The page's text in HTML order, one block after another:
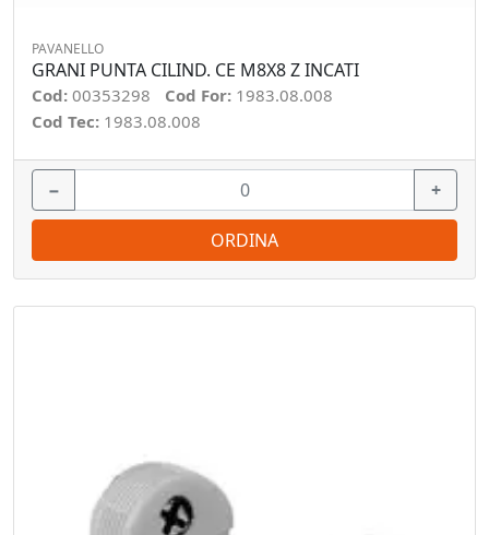
PAVANELLO
GRANI PUNTA CILIND. CE M8X8 Z INCATI
Cod: 00353298 Cod For: 1983.08.008
Cod Tec: 1983.08.008
− +
ORDINA